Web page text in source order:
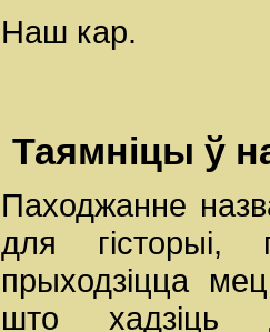
Наш кар.
Таямніцы ў
Паходжанне
для гісторыі,
прыходзіцца
што хадзіць